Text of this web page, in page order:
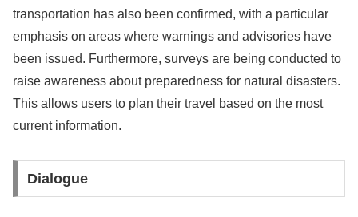
transportation has also been confirmed, with a particular
emphasis on areas where warnings and advisories have
been issued. Furthermore, surveys are being conducted to
raise awareness about preparedness for natural disasters.
This allows users to plan their travel based on the most
current information.
Dialogue